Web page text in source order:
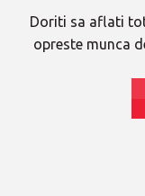
Doriti sa aflati
opreste munca